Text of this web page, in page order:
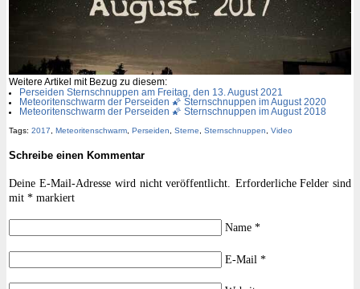
Weitere Artikel mit Bezug zu diesem:
Perseiden Sternschnuppen am Freitag, den 13. August 2021
Meteoritenschwarm der Perseiden 🌠 Sternschnuppen im August 2020
Meteoritenschwarm der Perseiden 🌠 Sternschnuppen im August 2018
Tags: 2017, Meteoritenschwarm, Perseiden, Sterne, Sternschnuppen, Video
Schreibe einen Kommentar
Deine E-Mail-Adresse wird nicht veröffentlicht.
Erforderliche Felder sind
mit *markiert
Name *
E-Mail *